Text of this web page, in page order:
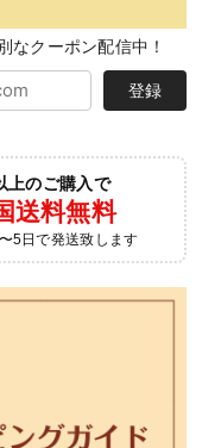
なクーポン配信中！
登録
上のご購入で
送料無料
5日で発送致します